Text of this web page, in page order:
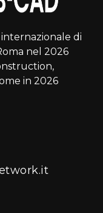
di
nel 2026
in 2026